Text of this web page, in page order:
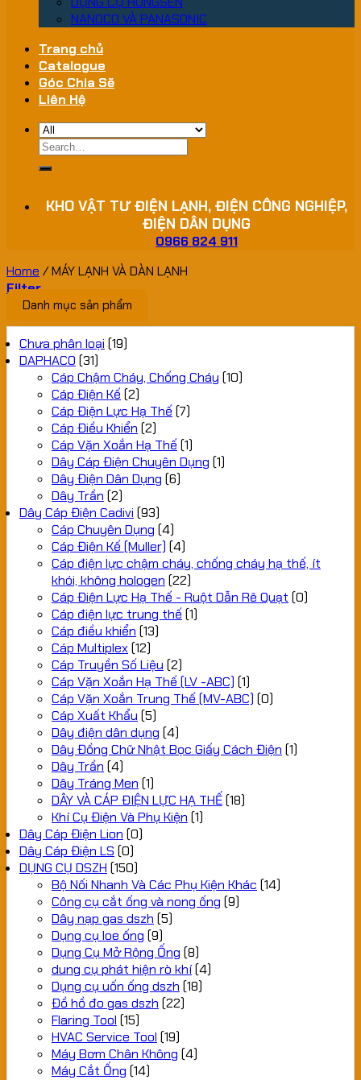
NANOCO VÀ PANASONIC
Trang chủ
Catalogue
Góc Chia Sẽ
Liên Hệ
Search
for:
KHO VẬT TƯ ĐIỆN LẠNH, ĐIỆN CÔNG NGHIỆP,
ĐIỆN DÂN DỤNG
0966 824 911
Home /MÁY LẠNH VÀ DÀN LẠNH
Filter
Danh mục sản phẩm
Chưa phân loại (19)
DAPHACO (31)
Cáp Chậm Cháy, Chống Cháy (10)
Cáp Điện Kế (2)
Cáp Điện Lực Hạ Thế (7)
Cáp Điều Khiển (2)
Cáp Vặn Xoắn Hạ Thế (1)
Dây Cáp Điện Chuyên Dụng (1)
Dây Điện Dân Dụng (6)
Dây Trần (2)
Dây Cáp Điện Cadivi (93)
Cáp Chuyên Dụng (4)
Cáp Điện Kế (Muller) (4)
Cáp điện lực chậm cháy, chống cháy hạ thế, ít
khói, không hologen (22)
Cáp Điện Lực Hạ Thế - Ruột Dẫn Rẽ Quạt (0)
Cáp điện lực trung thế (1)
Cáp điều khiển (13)
Cáp Multiplex(12)
Cáp Truyền Số Liệu (2)
Cáp Vặn Xoắn Hạ Thế (LV -ABC) (1)
Cáp Vặn Xoắn Trung Thế (MV-ABC) (0)
Cáp Xuất Khẩu (5)
Dây điện dân dụng (4)
Dây Đồng Chữ Nhật Bọc Giấy Cách Điện (1)
Dây Trần (4)
Dây Tráng Men (1)
DÂY VÀ CÁP ĐIỆN LỰC HẠ THẾ(18)
Khí Cụ Điện Và Phụ Kiện (1)
Dây Cáp Điện Lion (0)
Dây Cáp Điện LS (0)
DỤNG CỤ DSZH (150)
Bộ Nối Nhanh Và Các Phụ Kiện Khác (14)
Công cụ cắt ống và nong ống (9)
Dây nạp gas dszh (5)
Dụng cụ loe ống (9)
Dụng Cụ Mở Rộng Ống (8)
dung cụ phát hiện rò khí(4)
Dụng cụ uốn ống dszh (18)
Đồ hồ đo gas dszh (22)
Flaring Tool (15)
HVAC Service Tool (19)
Máy Bơm Chân Không (4)
Máy Cắt Ống (14)